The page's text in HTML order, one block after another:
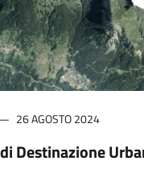
26 AGOSTO 2024
Destinazione